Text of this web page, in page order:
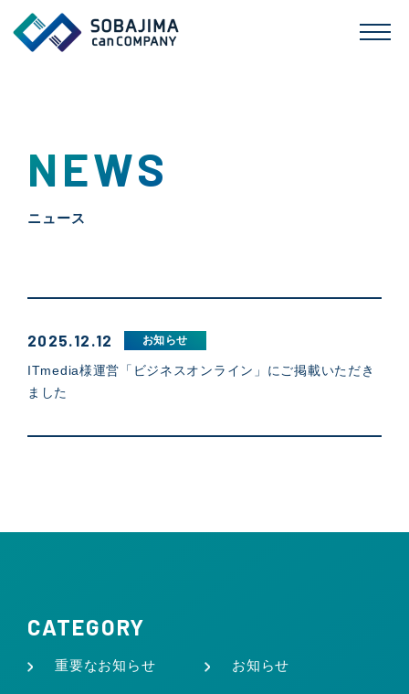
NEWS
ニュース
2025.12.12 お知らせ
ITmedia様運営「ビジネスオンライン」にご掲載いただき
ました
CATEGORY
重要なお知らせ お知らせ